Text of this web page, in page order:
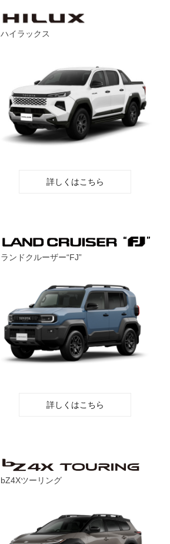
ハイラックス
詳しくはこちら
ランドクルーザー“FJ”
詳しくはこちら
bZ4Xツーリング